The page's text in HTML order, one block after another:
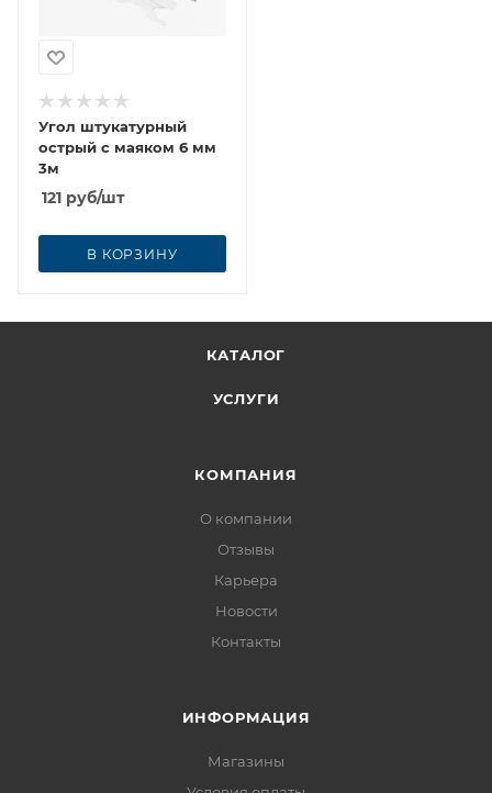
Угол штукатурный
острый с маяком 6 мм
3м
121 руб/шт
В КОРЗИНУ
КАТАЛОГ
УСЛУГИ
КОМПАНИЯ
О компании
Отзывы
Карьера
Новости
Контакты
ИНФОРМАЦИЯ
Магазины